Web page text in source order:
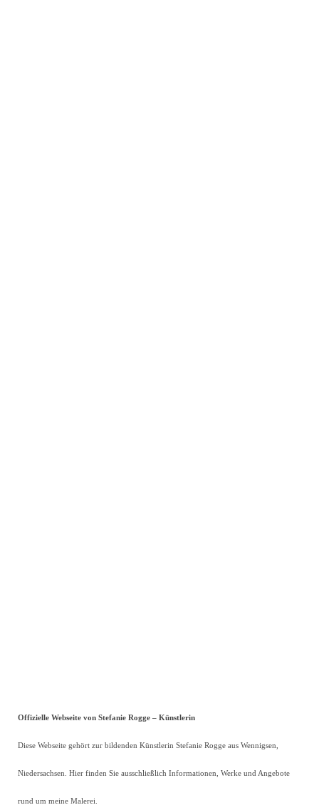
Offizielle Webseite von Stefanie Rogge – Künstlerin
Diese Webseite gehört zur bildenden Künstlerin Stefanie Rogge aus Wennigsen,
Niedersachsen. Hier finden Sie ausschließlich Informationen, Werke und Angebote
rund um meine Malerei.